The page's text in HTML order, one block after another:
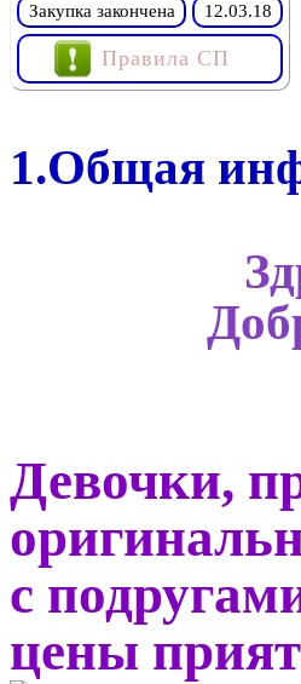
Закупка закончена
12.03.18
Правила СП
1.Общая
Девочки,
с
цены